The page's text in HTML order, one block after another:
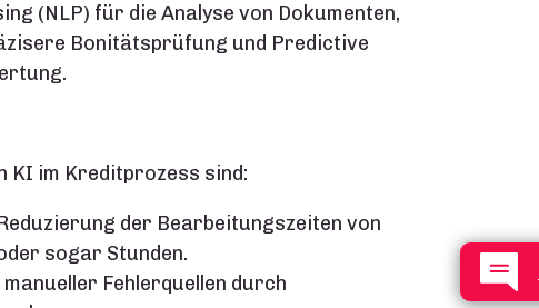
(NLP) für die Analyse von Dokumenten,
Bonitätsprüfung und Predictive
KI im Kreditprozess sind:
der Bearbeitungszeiten von
sogar Stunden.
Fehlerquellen durch